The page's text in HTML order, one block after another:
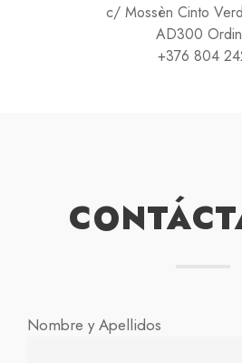
c/ Mossèn Cinto
AD300
+376 804
Nombre y Apellidos